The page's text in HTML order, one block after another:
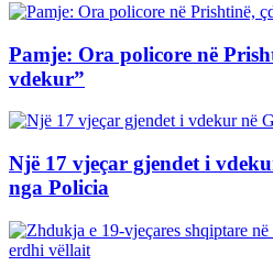
Pamje: Ora policore në
vdekur”
Një 17 vjeçar gjendet i
nga Policia